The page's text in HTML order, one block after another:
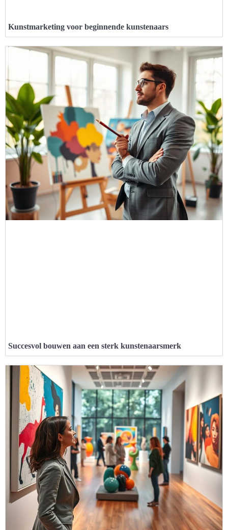
Kunstmarketing voor beginnende kunstenaars
Succesvol bouwen aan een sterk kunstenaarsmerk